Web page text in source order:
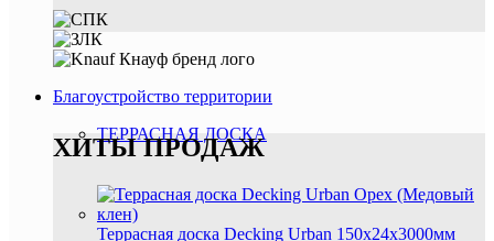
Благоустройство территории
ТЕРРАСНАЯ ДОСКА
ХИТЫ ПРОДАЖ
Террасная доска Decking Urban 150х24х3000мм